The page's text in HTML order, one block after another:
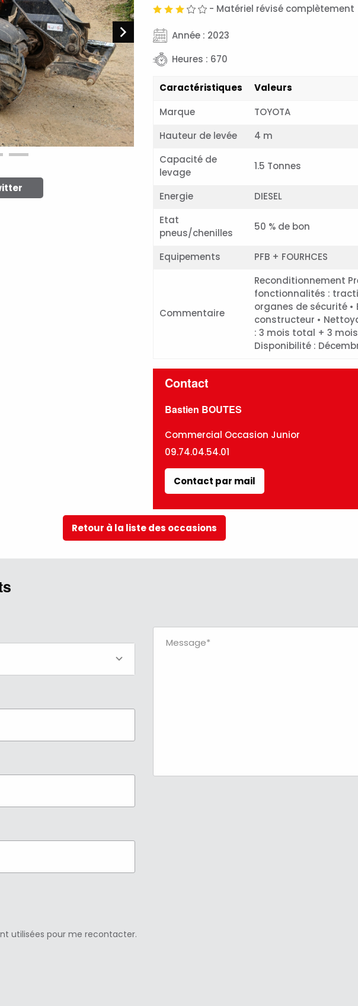
- Matériel révisé complètement
Année : 2023
Heures : 670
Caractéristiques
Valeurs
Marque
TOYOTA
Hauteur de levée
4 m
Capacité de
levage
1.5 Tonnes
Energie
DIESEL
Etat
pneus/chenilles
50 % de bon
Equipements PFB + FOURHCES
Commentaire
Reconditionnement
fonctionnalités :
organes de sécurité
constructeur •
: 3 mois total + 3
Disponibilité :
Contact
Bastien BOUTES
Commercial Occasion Junior
09.74.04.54.01
Contact par mail
Retour à la liste des occasions
utilisées pour me recontacter.